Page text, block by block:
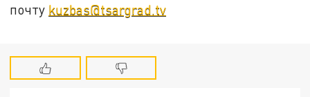
почту kuzbas@tsargrad.tv